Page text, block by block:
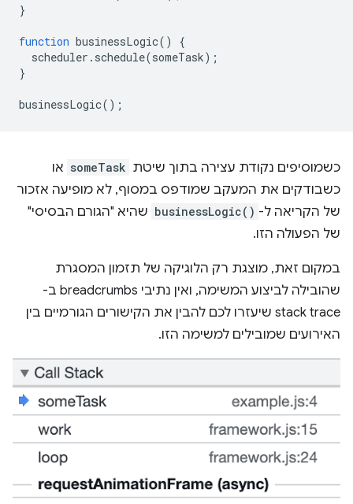
}
function businessLogic()
{
scheduler . schedule(someTask);
}
businessLogic();
כשמוסיפים נקודת עצירה בתוך שיטת someTask או
כשבודקים את המעקב שמודפס במסוף, לא מופיעה אזכור
של הקריאה ל- businessLogic() שהיא "הגורם הבסיסי"
של הפעולה הזו.
במקום זאת, מוצגת רק הלוגיקה של תזמון המסגרת
שהובילה לביצוע המשימה, ואין נתיבי breadcrumbs ב-
stack trace שיעזרו לכם להבין את הקישורים הגורמיים בין
האירועים שמובילים למשימה הזו.